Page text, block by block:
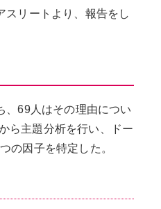
スリートより、報告をし
、69人はその理由につい
ら主題分析を行い、ドー
の因子を特定した。